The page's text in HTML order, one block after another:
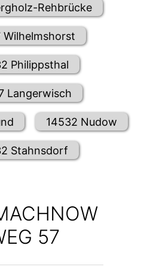
Rehbrücke
Wilhelmshorst
Philippsthal
Langerwisch
14532 Nudow
Stahnsdorf
57